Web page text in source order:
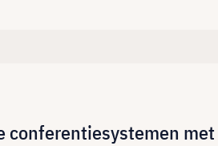
conferentiesystemen